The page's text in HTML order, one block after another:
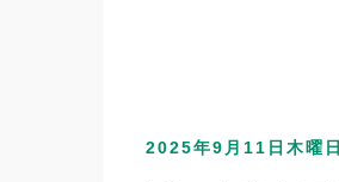
2025年9月11日木曜日